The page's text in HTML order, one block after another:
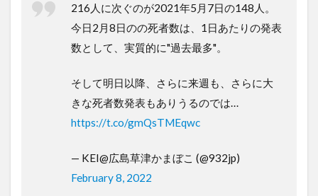
216人に次ぐのが2021年5月7日の148人。
今日2月8日のの死者数は、1日あたりの発表
数として、実質的に"過去最多"。
そして明日以降、さらに来週も、さらに大
きな死者数発表もありうるのでは…
https://t.co/gmQsTMEqwc
— KEI@広島草津かまぼこ (@932jp)
February 8, 2022